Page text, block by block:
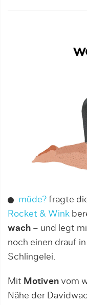
müde? fragte
Rocket & Wink
wach – und legt
noch einen drauf
Schlingelei.
Mit Motiven vom
Nähe der